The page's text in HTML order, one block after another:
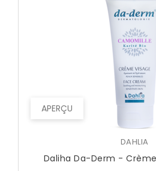
APERÇU
DAHLIA
Daliha Da-Derm -